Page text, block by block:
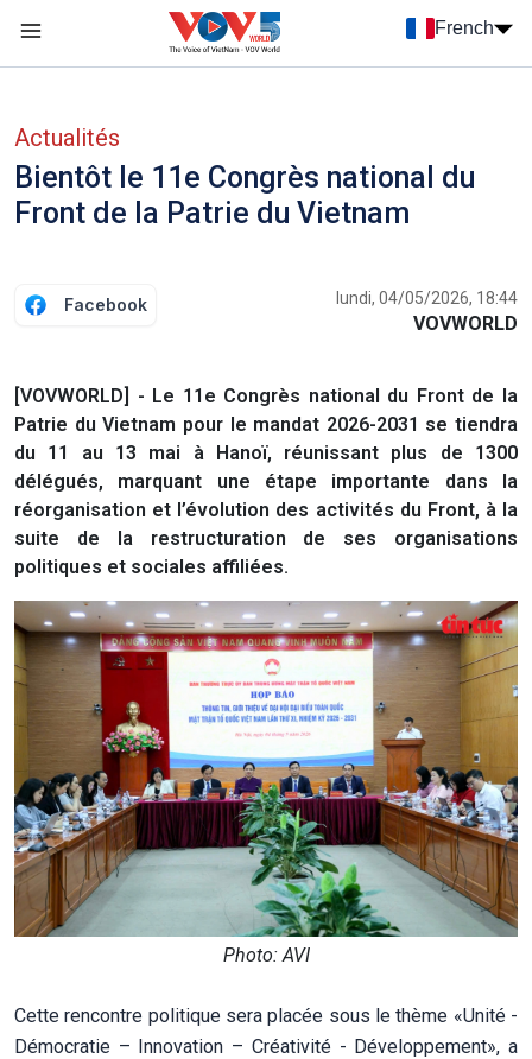
French
Actualités
Bientôt le 11e Congrès national du
Front de la Patrie du Vietnam
Facebook lundi, 04/05/2026, 18:44
VOVWORLD
[VOVWORLD] - Le 11e Congrès national du Front de la
Patrie du Vietnam pour le mandat 2026-2031 se tiendra
du 11 au 13 mai à Hanoï, réunissant plus de 1300
délégués, marquant une étape importante dans la
réorganisation et l’évolution des activités du Front, à la
suite de la restructuration de ses organisations
politiques et sociales affiliées.
Photo: AVI
Cette rencontre politique sera placée sous le thème «Unité -
Démocratie – Innovation – Créativité - Développement», a